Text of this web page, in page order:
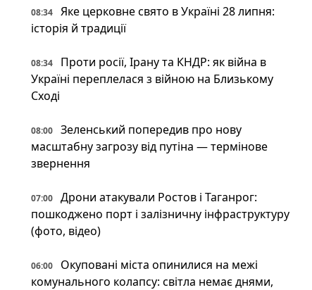
08:34
Яке церковне свято в Україні 28 липня:
історія й традиції
08:34
Проти росії, Ірану та КНДР: як війна в
Україні переплелася з війною на Близькому
Сході
08:00
Зеленський попередив про нову
масштабну загрозу від путіна — термінове
звернення
07:00
Дрони атакували Ростов і Таганрог:
пошкоджено порт і залізничну інфраструктуру
(фото, відео)
06:00
Окуповані міста опинилися на межі
комунального колапсу: світла немає днями,